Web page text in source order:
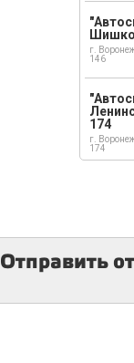
г.
146
174
г.
174
Отправить